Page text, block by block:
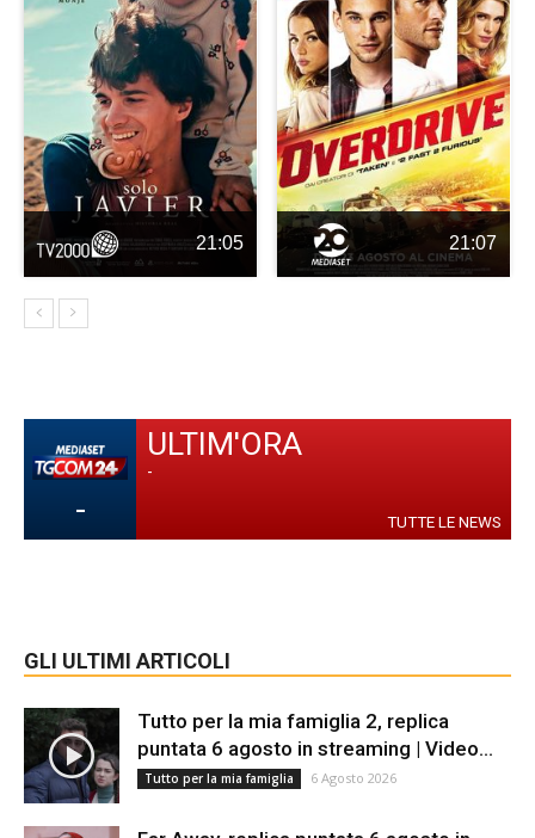
21:05 21:07
-
ULTIM'ORA
-
TUTTE LE NEWS
GLI ULTIMI ARTICOLI
Tutto per la mia famiglia 2, replica
puntata 6 agosto in streaming | Video...
Tutto per la mia famiglia 6 Agosto 2026